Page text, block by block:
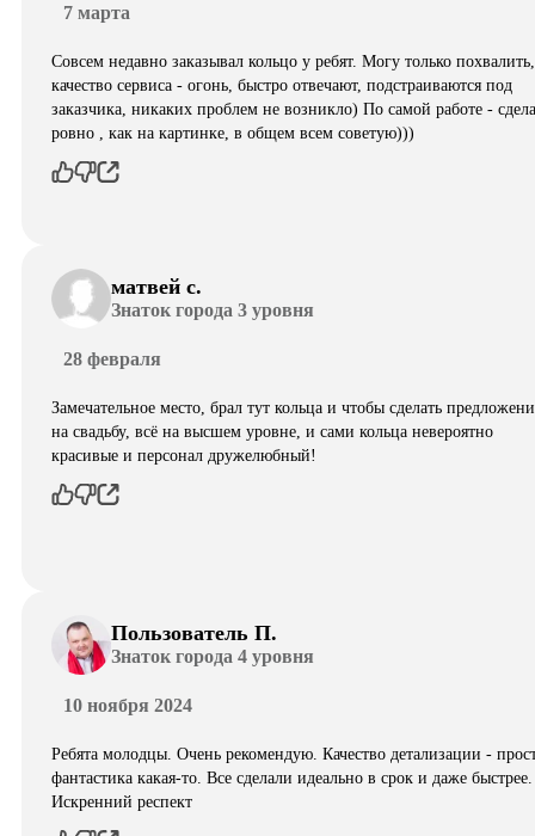
7 марта
Совсем недавно заказывал кольцо у ребят. Могу только похвалить,
качество сервиса - огонь, быстро отвечают, подстраиваются под
заказчика, никаких проблем не возникло) По самой работе -
ровно , как на картинке, в общем всем советую)))
матвей с.
Знаток города 3 уровня
28 февраля
Замечательное место, брал тут кольца и чтобы сделать
на свадьбу, всё на высшем уровне, и сами кольца невероятно
красивые и персонал дружелюбный!
Пользователь П.
Знаток города 4 уровня
10 ноября 2024
Ребята молодцы. Очень рекомендую. Качество детализации -
фантастика какая-то. Все сделали идеально в срок и даже быстрее.
Искренний респект